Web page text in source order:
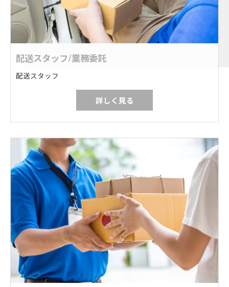
配送スタッフ/業務委託
配送スタッフ
詳しく見る